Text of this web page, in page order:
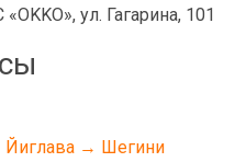
ул. Гагарина, 101
Йиглава → Шегини